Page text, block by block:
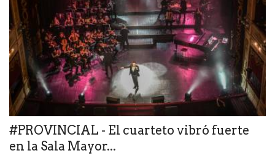
#PROVINCIAL - El cuarteto vibró fuerte
en la Sala Mayor...